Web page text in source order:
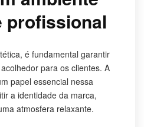
profissional
é fundamental garantir
para os clientes. A
papel essencial nessa
a identidade da marca,
atmosfera relaxante.